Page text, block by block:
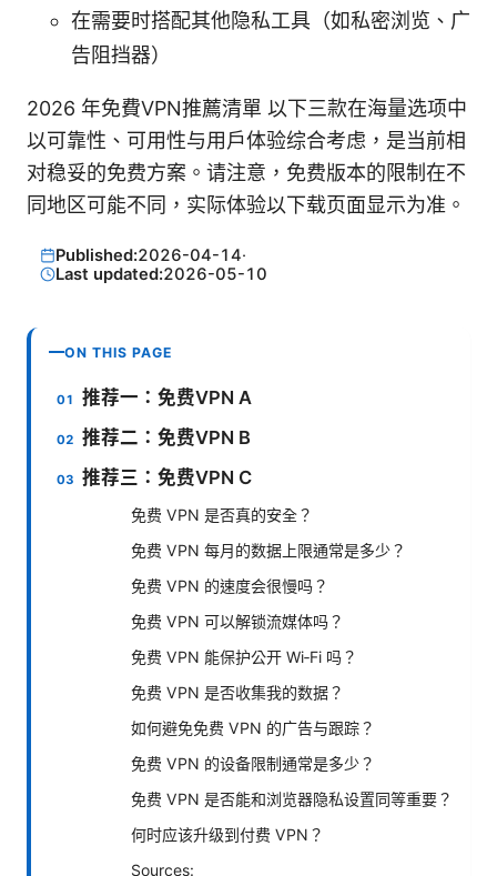
在需要时搭配其他隐私工具（如私密浏览、广
告阻挡器）
2026 年免費VPN推薦清單 以下三款在海量选项中
以可靠性、可用性与用户体验综合考虑，是当前相
对稳妥的免费方案。请注意，免费版本的限制在不
同地区可能不同，实际体验以下载页面显示为准。
Published:2026-04-14·
Last updated:2026-05-10
ON THIS PAGE
推荐一：免费VPN A
推荐二：免费VPN B
推荐三：免费VPN C
免费 VPN 是否真的安全？
免费 VPN 每月的数据上限通常是多少？
免费 VPN 的速度会很慢吗？
免费 VPN 可以解锁流媒体吗？
免费 VPN 能保护公开 Wi‑Fi 吗？
免费 VPN 是否收集我的数据？
如何避免免费 VPN 的广告与跟踪？
免费 VPN 的设备限制通常是多少？
免费 VPN 是否能和浏览器隐私设置同等重要？
何时应该升级到付费 VPN？
Sources: